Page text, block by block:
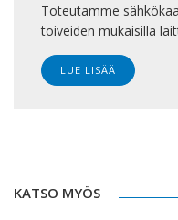
Toteutamme
toiveiden mukaisilla
LUE LISÄÄ
KATSO MYÖS